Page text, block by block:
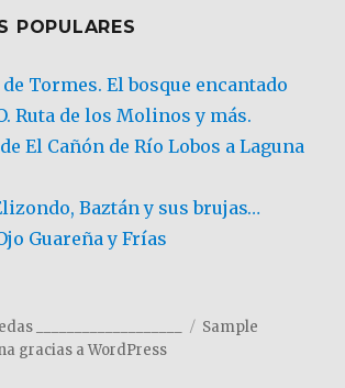
POPULARES
Tormes. El bosque encantado
Ruta de los Molinos y más.
El Cañón de Río Lobos a Laguna
Baztán y sus brujas…
Guareña y Frías
___________________
Sample
gracias a WordPress